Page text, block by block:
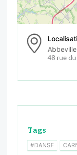
48 rue
Tags
#DANSE